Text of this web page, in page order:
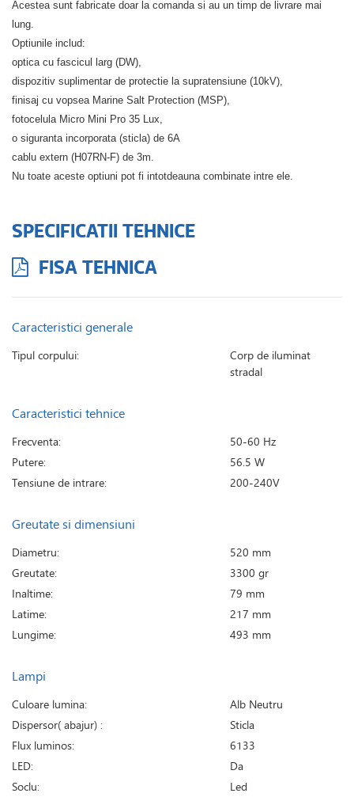
Acestea sunt fabricate doar la comanda si au un timp de livrare mai
lung.
Optiunile includ:
optica cu fascicul larg (DW),
dispozitiv suplimentar de protectie la supratensiune (10kV),
finisaj cu vopsea Marine Salt Protection (MSP),
fotocelula Micro Mini Pro 35 Lux,
o siguranta incorporata (sticla) de 6A
cablu extern (H07RN-F) de 3m.
Nu toate aceste optiuni pot fi intotdeauna combinate intre ele.
SPECIFICATII TEHNICE
FISA TEHNICA
Caracteristici generale
Tipul corpului:
Corp de iluminat
stradal
Caracteristici tehnice
Frecventa:
50-60 Hz
Putere:
56.5 W
Tensiune de intrare:
200-240V
Greutate si dimensiuni
Diametru:
520 mm
Greutate:
3300 gr
Inaltime:
79 mm
Latime:
217 mm
Lungime:
493 mm
Lampi
Culoare lumina:
Alb Neutru
Dispersor( abajur) :
Sticla
Flux luminos:
6133
LED:
Da
Soclu:
Led